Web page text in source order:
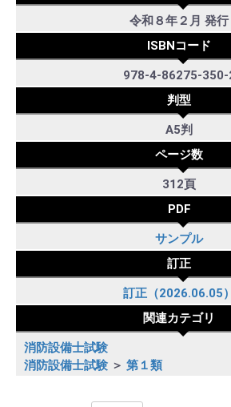
令和８年２月 発行
ISBNコード
978-4-86275-350-
判型
A5判
ページ数
312頁
PDF
サンプル
訂正
訂正（2026.06.05）
関連カテゴリ
消防設備士試験
消防設備士試験 ＞ 第１類